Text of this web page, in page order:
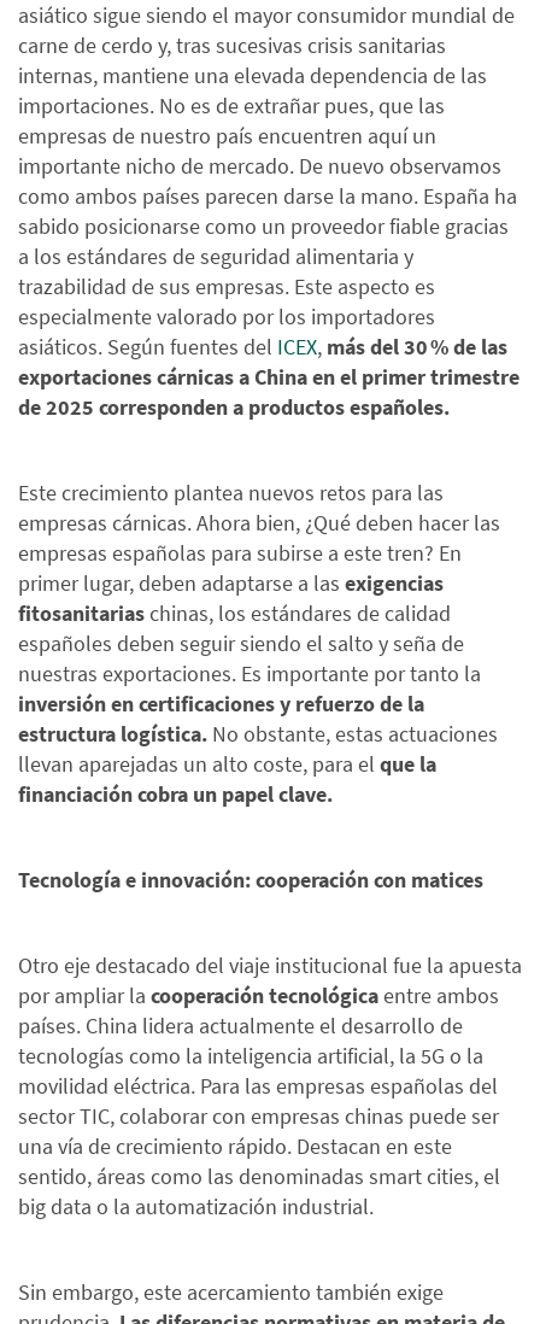
asiático sigue siendo el mayor consumidor mundial de
carne de cerdo y, tras sucesivas crisis sanitarias
internas, mantiene una elevada dependencia de las
importaciones. No es de extrañar pues, que las
empresas de nuestro país encuentren aquí un
importante nicho de mercado. De nuevo observamos
como ambos países parecen darse la mano. España ha
sabido posicionarse como un proveedor fiable gracias
a los estándares de seguridad alimentaria y
trazabilidad de sus empresas. Este aspecto es
especialmente valorado por los importadores
asiáticos. Según fuentes del ICEX, más del 30 % de las
exportaciones cárnicas a China en el primer trimestre
de 2025 corresponden a productos españoles.
Este crecimiento plantea nuevos retos para las
empresas cárnicas. Ahora bien, ¿Qué deben hacer las
empresas españolas para subirse a este tren? En
primer lugar, deben adaptarse a las exigencias
fitosanitariaschinas, los estándares de calidad
españoles deben seguir siendo el salto y seña de
nuestras exportaciones. Es importante por tanto la
inversión en certificaciones y refuerzo de la
estructura logística. No obstante, estas actuaciones
llevan aparejadas un alto coste, para el que la
financiación cobra un papel clave.
Tecnología e innovación: cooperación con matices
Otro eje destacado del viaje institucional fue la apuesta
por ampliar la cooperación tecnológicaentre ambos
países. China lidera actualmente el desarrollo de
tecnologías como la inteligencia artificial, la 5G o la
movilidad eléctrica. Para las empresas españolas del
sector TIC, colaborar con empresas chinas puede ser
una vía de crecimiento rápido. Destacan en este
sentido, áreas como las denominadas smart cities, el
big data o la automatización industrial.
Sin embargo, este acercamiento también exige